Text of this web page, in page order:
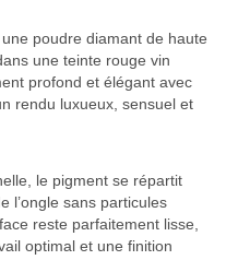
poudre diamant de haute
une teinte rouge vin
profond et élégant avec
rendu luxueux, sensuel et
le pigment se répartit
l’ongle sans particules
reste parfaitement lisse,
optimal et une finition